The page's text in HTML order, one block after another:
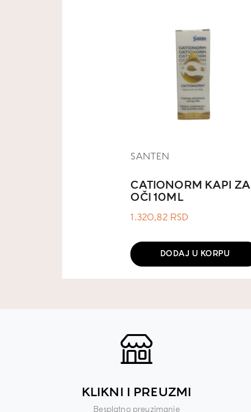
SANTEN
CATIONORM KAPI ZA
OČI 10ML
1.320,82 RSD
DODAJ U KORPU
KLIKNI I PREUZMI
Besplatno preuzimanje